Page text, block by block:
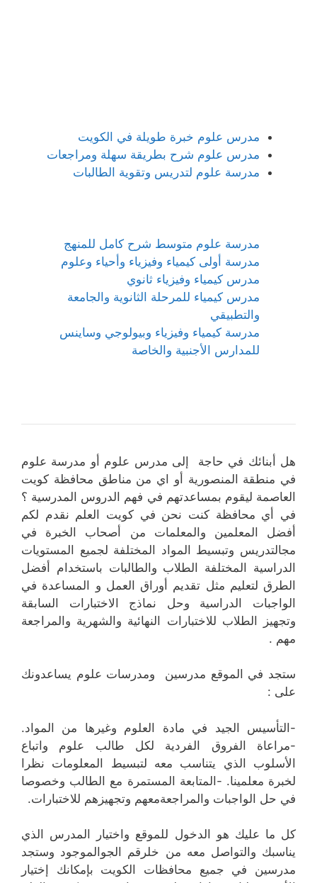
مدرس علوم خبرة طويلة في الكويت
مدرس علوم شرح بطريقة سهلة ومراجعات
مدرسة علوم لتدريس وتقوية الطالبات
مدرسة علوم متوسط شرح كامل للمنهج
مدرسة أولى كيمياء وفيزياء وأحياء وعلوم
مدرس كيمياء وفيزياء ثانوي
مدرس كيمياء للمرحلة الثانوية والجامعة
والتطبيقي
مدرسة كيمياء وفيزياء وبيولوجي وساينس
للمدارس الأجنبية والخاصة
هل أبنائك في حاجة إلى مدرس علوم أو مدرسة علوم
في منطقة المنصورية أو اي من مناطق محافظة كويت
العاصمة ليقوم بمساعدتهم في فهم الدروس المدرسية ؟
في أي محافظة كنت نحن في كويت العلم نقدم لكم
أفضل المعلمين والمعلمات من أصحاب الخبرة في
مجالتدريس وتبسيط المواد المختلفة لجميع المستويات
الدراسية المختلفة الطلاب والطالبات باستخدام أفضل
الطرق لتعليم مثل تقديم أوراق العمل و المساعدة في
الواجبات الدراسية وحل نماذج الاختبارات السابقة
وتجهيز الطلاب للاختبارات النهائية والشهرية والمراجعة
مهم .
ستجد في الموقع مدرسين ومدرسات علوم يساعدونك
على :
-التأسيس الجيد في مادة العلوم وغيرها من المواد.
-مراعاة الفروق الفردية لكل طالب علوم واتباع
الأسلوب الذي يتناسب معه لتبسيط المعلومات نظرا
لخبرة معلمينا. -المتابعة المستمرة مع الطالب وخصوصا
في حل الواجبات والمراجعةمعهم وتجهيزهم للاختبارات.
كل ما عليك هو الدخول للموقع واختيار المدرس الذي
يناسبك والتواصل معه من خلرقم الجوالموجود وستجد
مدرسين في جميع محافظات الكويت بإمكانك إختيار